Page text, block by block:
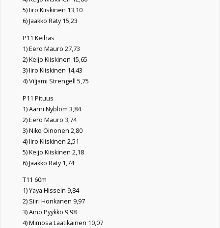
5) Iiro Kiiskinen 13,10
6) Jaakko Räty 15,23
P11 Keihäs
1) Eero Mauro 27,73
2) Keijo Kiiskinen 15,65
3) Iiro Kiiskinen 14,43
4) Viljami Strengell 5,75
P11 Pituus
1) Aarni Nyblom 3,84
2) Eero Mauro 3,74
3) Niko Oinonen 2,80
4) Iiro Kiiskinen 2,51
5) Keijo Kiiskinen 2,18
6) Jaakko Räty 1,74
T11 60m
1) Yaya Hissein 9,84
2) Siiri Honkanen 9,97
3) Aino Pyykkö 9,98
4) Mimosa Laatikainen 10,07